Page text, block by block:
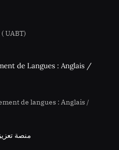
UABT)
de Langues : Anglais /
de langues : Anglais /
منصة